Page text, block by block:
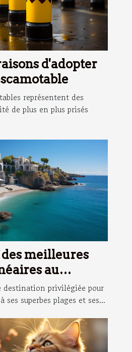
d'adopter
représentent des
de plus en plus prisés
meilleures
au
destination privilégiée pour
ses superbes plages et ses...